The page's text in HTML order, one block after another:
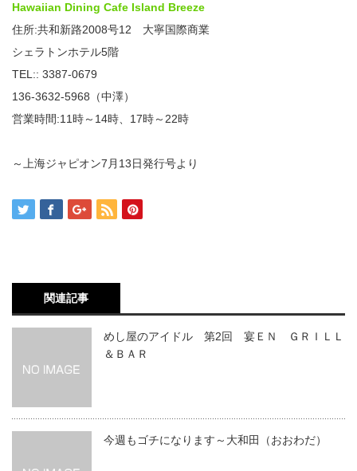
Hawaiian Dining Cafe Island Breeze
住所:共和新路2008号12 大寧国際商業
シェラトンホテル5階
TEL:: 3387-0679
136-3632-5968（中澤）
営業時間:11時～14時、17時～22時
～上海ジャピオン7月13日発行号より
関連記事
めし屋のアイドル 第2回 宴ＥＮ ＧＲＩＬＬ
＆ＢＡＲ
今週もゴチになります～大和田（おおわだ）